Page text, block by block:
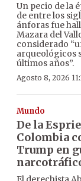
Un pecio de la
de entre los
ánforas fue
Mazara del
considerado
arqueológicos
últimos años”.
Agosto 8, 2026
Mundo
De la
Colombia
Trump en